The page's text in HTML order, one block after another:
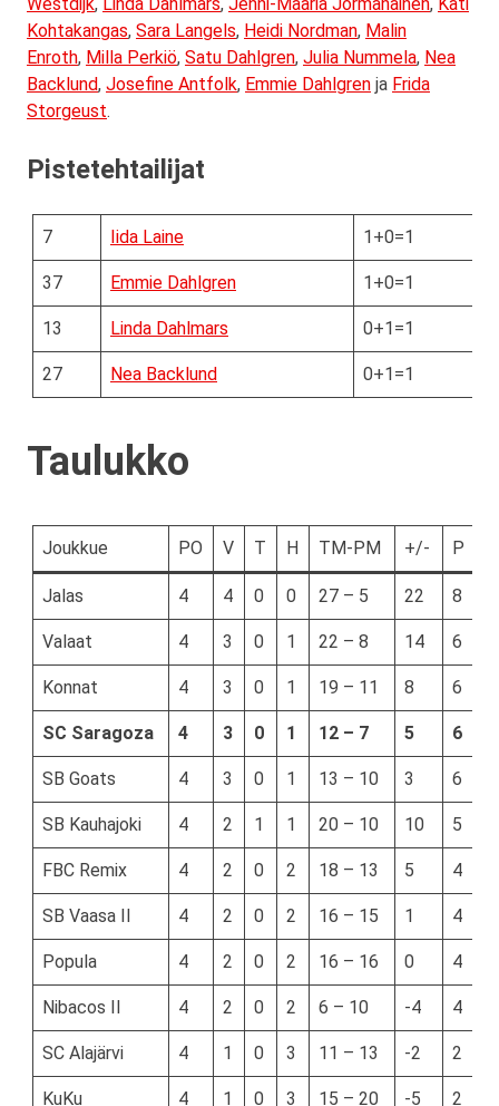
Kohtakangas, Sara Langels, Heidi Nordman, Malin
Enroth, Milla Perkiö, Satu Dahlgren, Julia Nummela, Nea
Backlund, Josefine Antfolk, Emmie Dahlgren ja Frida
Storgeust.
Pistetehtailijat
7 Iida Laine 1+0=1
37 Emmie Dahlgren 1+0=1
13 Linda Dahlmars 0+1=1
27 Nea Backlund 0+1=1
Taulukko
Joukkue PO V T H TM-PM +/- P
Jalas 4 4 0 0 27 – 5 22 8
Valaat 4 3 0 1 22 – 8 14 6
Konnat 4 3 0 1 19 – 11 8 6
SC Saragoza 4 3 0 1 12 – 7 5 6
SB Goats 4 3 0 1 13 – 10 3 6
SB Kauhajoki 4 2 1 1 20 – 10 10 5
FBC Remix 4 2 0 2 18 – 13 5 4
SB Vaasa II 4 2 0 2 16 – 15 1 4
Popula 4 2 0 2 16 – 16 0 4
Nibacos II 4 2 0 2 6 – 10 -4 4
SC Alajärvi 4 1 0 3 11 – 13 -2 2
KuKu 4 1 0 3 15 – 20 -5 2